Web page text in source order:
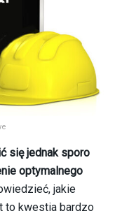
się jednak sporo
optymalnego
jakie
to kwestia bardzo